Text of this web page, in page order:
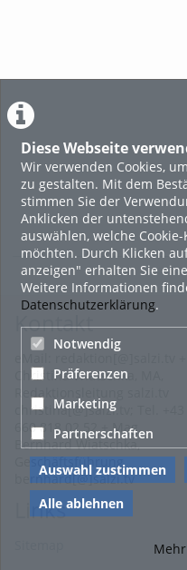
Diese Webseite
Wir verwenden Cookies,
zu gestalten. Mit dem
stimmen Sie der
Anklicken der
auswählen, welche
möchten. Durch Klicken
anzeigen" erhalten Sie
Weitere Informationen
Datenschutzerklärung.
Notwendig
Präferenzen
Marketing
Partnerschaften
Auswahl zustimmen
Alle ablehnen
Kontakt
Christina Wiatschka, MA,
Redaktionsleitung salzi.tv
christina[@]salzi.tv; Tel. +43
660 818 02 52 + Mag.
Bernhard Wiatschka,
Geschäftsführung
bernhard[@]salzi.tv
Links